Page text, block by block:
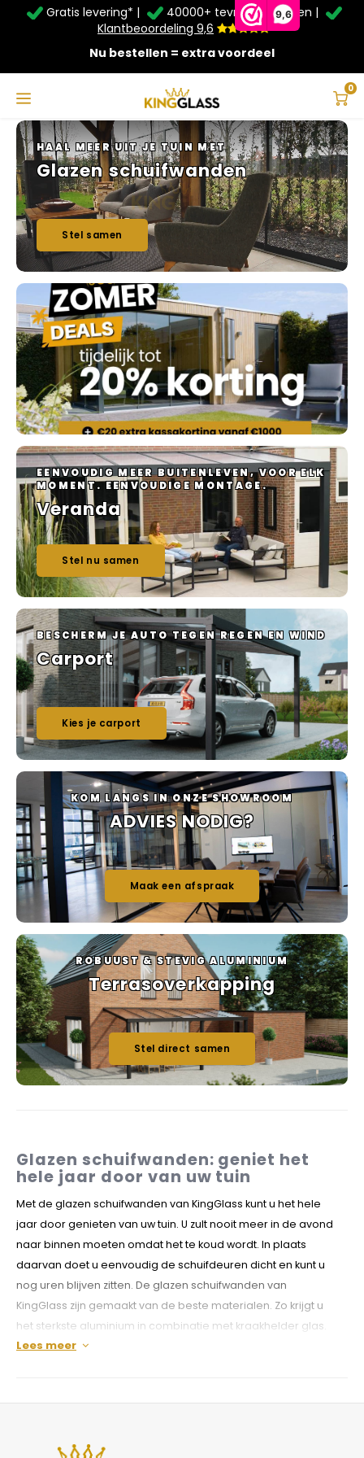
9,6
Service & Contact
Contact
Bezorging
Afhalen
Montage
Betaalmethoden
Garantie
Veelgestelde vragen
Taal
Nederlands
Deutsch
Gratis levering* |
40000+ tevreden klanten |
Klantbeoordeling 9,6
Nu bestellen = extra voordeel
0
Zomer Deals: Tot 20% kortingop schuifwanden en
veranda's +€20extra kassa korting*
HAAL MEER UIT JE TUIN MET
Glazen schuifwanden
Stel samen
EENVOUDIG MEER BUITENLEVEN, VOOR ELK
MOMENT. EENVOUDIGE MONTAGE.
Veranda
Stel nu samen
BESCHERM JE AUTO TEGEN REGEN EN WIND
Carport
Kies je carport
KOM LANGS IN ONZE SHOWROOM
ADVIES NODIG?
Maak een afspraak
ROBUUST & STEVIG ALUMINIUM
Terrasoverkapping
Stel direct samen
Glazen schuifwanden: geniet het
hele jaar door van uw tuin
Met de glazen schuifwanden van KingGlass kunt u het hele
jaar door genieten van uw tuin. U zult nooit meer in de avond
naar binnen moeten omdat het te koud wordt. In plaats
daarvan doet u eenvoudig de schuifdeuren dicht en kunt u
nog uren blijven zitten. De glazen schuifwanden van
KingGlass zijn gemaakt van de beste materialen. Zo krijgt u
het sterkste aluminium in combinatie met kraakhelder glas.
Zeg hallo tegen het buitenleven, in alle seizoenen!
terras of overkapping. Overkappingen van hout, steen,
zijn overal voor geschikt. Ook kunt u de schuifwanden
Lees meer